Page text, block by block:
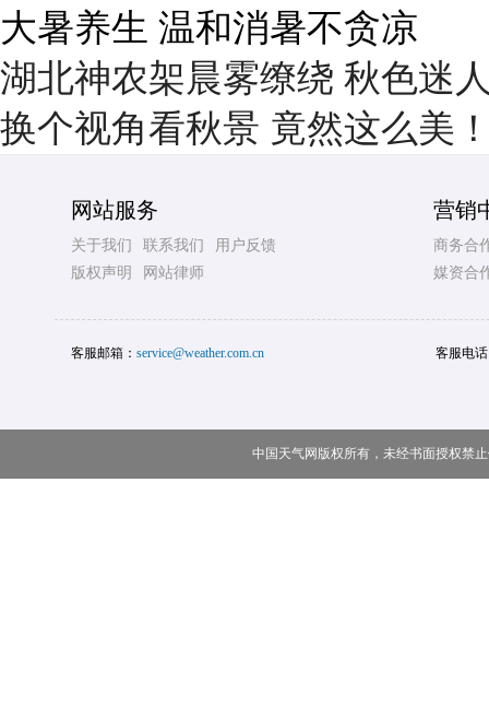
雨后峨眉沟壑尽显 金顶显真
湖北神农架晨雾缭绕 秋色迷
换个视角看秋景 竟然这么美
网站服务
关于我们 联系我们
用户反馈
版权声明
网站律师
营销
商务合
媒资合
客服邮箱： service@weather.com.cn 客服电
中国天气网版权所有，未经书面授权